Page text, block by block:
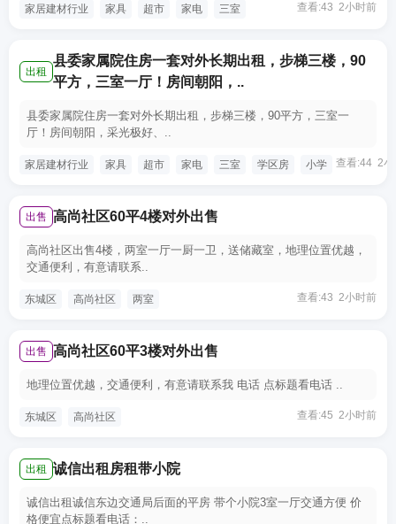
家居建材行业 家具 超市 家电 三室 查看:43 2小时前
出租
县委家属院住房一套对外长期出租，步梯三楼，90
平方，三室一厅！房间朝阳，..
县委家属院住房一套对外长期出租，步梯三楼，90平方，三室一
厅！房间朝阳，采光极好、..
家居建材行业 家具 超市 家电 三室 学区房 小学 查看:44 2小
出售 高尚社区60平4楼对外出售
高尚社区出售4楼，两室一厅一厨一卫，送储藏室，地理位置优越，
交通便利，有意请联系..
东城区 高尚社区 两室 查看:43 2小时前
出售 高尚社区60平3楼对外出售
地理位置优越，交通便利，有意请联系我 电话 点标题看电话 ..
东城区 高尚社区 查看:45 2小时前
出租 诚信出租房租带小院
诚信出租诚信东边交通局后面的平房 带个小院3室一厅交通方便 价
格便宜点标题看电话：..